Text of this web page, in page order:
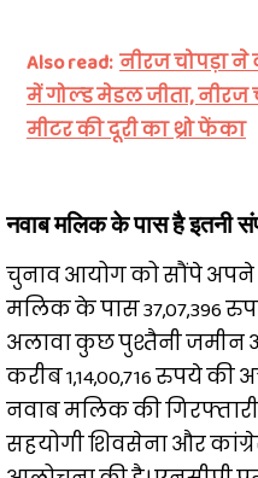
Also read: नीरज चोपड़ा
में गोल्‍ड मेडल जीता, नीरज
मीटर की दूरी का थ्रो फेंका
नवाब मलिक के पास है इतनी
चुनाव आयोग को सौंपे
मलिक के पास 37,07,396
अलावा कुछ पुश्तैनी
करीब 1,14,00,716 रुपये की
नवाब मलिक की गिरफ्तारी
सहयोगी शिवसेना और